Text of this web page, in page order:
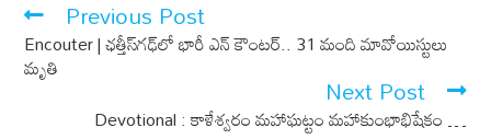
o p
Previous Post
Encouter | ఛత్తీస్‌గ‌ఢ్‌లో భారీ ఎన్ కౌంటర్.. 31 మంది మావోయిస్టులు
మృతి
Next Post
Devotional : కాళేశ్వరం మహాఘట్టం మహాకుంభాభిషేకం …